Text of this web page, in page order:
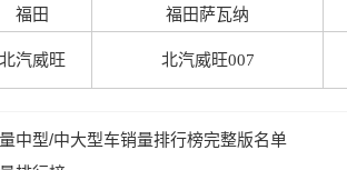
福田 福田萨瓦纳
北汽威旺 北汽威旺007
中型/中大型车销量排行榜完整版名单